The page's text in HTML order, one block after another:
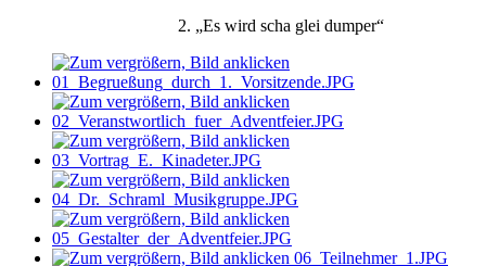
2. „Es wird scha glei dumper“